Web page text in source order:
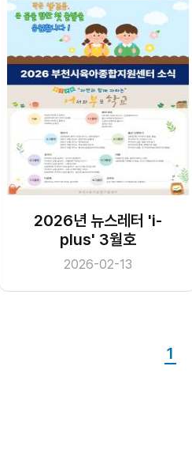
2026년 뉴스레터 'i-
plus' 3월호
2026-02-13
1